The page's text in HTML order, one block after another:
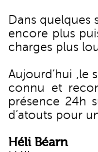
Dans quelques
encore plus
charges plus
Aujourd’hui ,le
connu et
présence 24h
d’atouts pour
Héli Béarn